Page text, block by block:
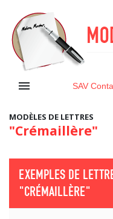
 SAV
MODÈLES DE LETTRES
"Crémaillère"
EXEMPLES DE
"CRÉMAILLÈRE"